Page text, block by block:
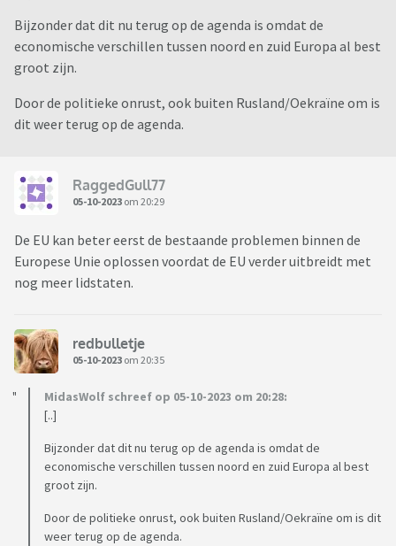
Bijzonder dat dit nu terug op de agenda is omdat de
economische verschillen tussen noord en zuid Europa al best
groot zijn.
Door de politieke onrust, ook buiten Rusland/Oekraïne om is
dit weer terug op de agenda.
RaggedGull77
05-10-2023 om 20:29
De EU kan beter eerst de bestaande problemen binnen de
Europese Unie oplossen voordat de EU verder uitbreidt met
nog meer lidstaten.
redbulletje
05-10-2023 om 20:35
MidasWolf schreef op 05-10-2023 om 20:28:
[..]
Bijzonder dat dit nu terug op de agenda is omdat de
economische verschillen tussen noord en zuid Europa al best
groot zijn.
Door de politieke onrust, ook buiten Rusland/Oekraïne om is dit
weer terug op de agenda.